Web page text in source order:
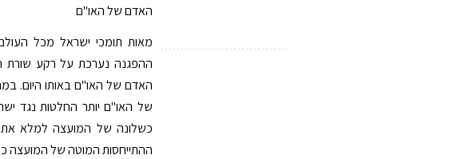
האדם של האו"ם
מאות תומכי ישראל מכל
ההפגנה נערכת על רקע שורת
האדם של האו"ם באותו היום.
של האו"ם יותר החלטות נגד
כשלונה של המועצה למלא את
ההתייחסות המוטה של המועצה